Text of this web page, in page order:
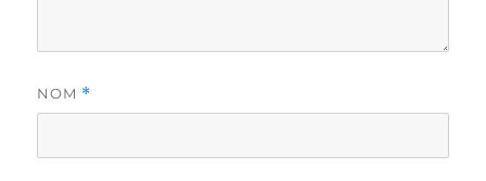
NOM *